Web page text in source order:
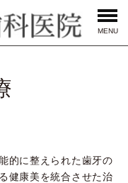
MENU
的に整えられた歯牙の
健康美を統合させた治